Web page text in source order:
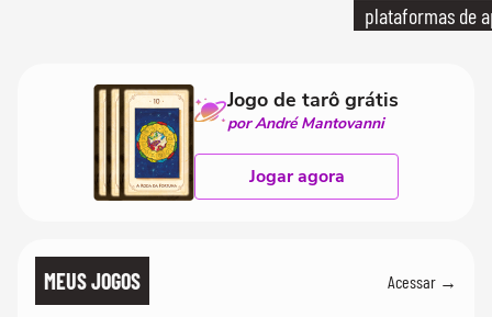
plataformas de
Jogo de tarô grátis
por André Mantovanni
Jogar agora
MEUS JOGOS Acessar →